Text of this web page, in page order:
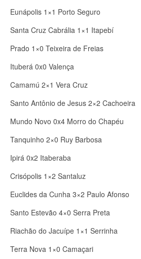
Eunápolis 1×1 Porto Seguro
Santa Cruz Cabrália 1×1 Itapebí
Prado 1×0 Teixeira de Freias
Ituberá 0x0 Valença
Camamú 2×1 Vera Cruz
Santo Antônio de Jesus 2×2 Cachoeira
Mundo Novo 0x4 Morro do Chapéu
Tanquinho 2×0 Ruy Barbosa
Ipirá 0x2 Itaberaba
Crisópolis 1×2 Santaluz
Euclides da Cunha 3×2 Paulo Afonso
Santo Estevão 4×0 Serra Preta
Riachão do Jacuípe 1×1 Serrinha
Terra Nova 1×0 Camaçari